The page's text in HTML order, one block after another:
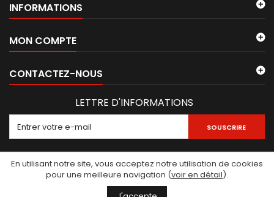
INFORMATIONS
© Copyright 2026 Samaritains Valais romand - Shop. Tous droits
MON COMPTE
CONTACTEZ-NOUS
LETTRE D'INFORMATIONS
SOUSCRIRE
En utilisant notre site, vous acceptez notre utilisation de cookies
pour une meilleure navigation (voir en détail).